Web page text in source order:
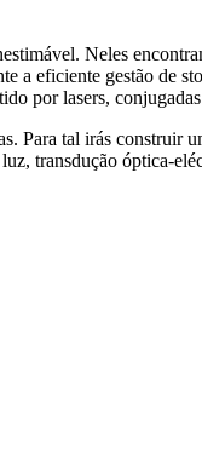
Neles
a eficiente gestão de
por lasers,
Para tal irás construir
transdução óptica-